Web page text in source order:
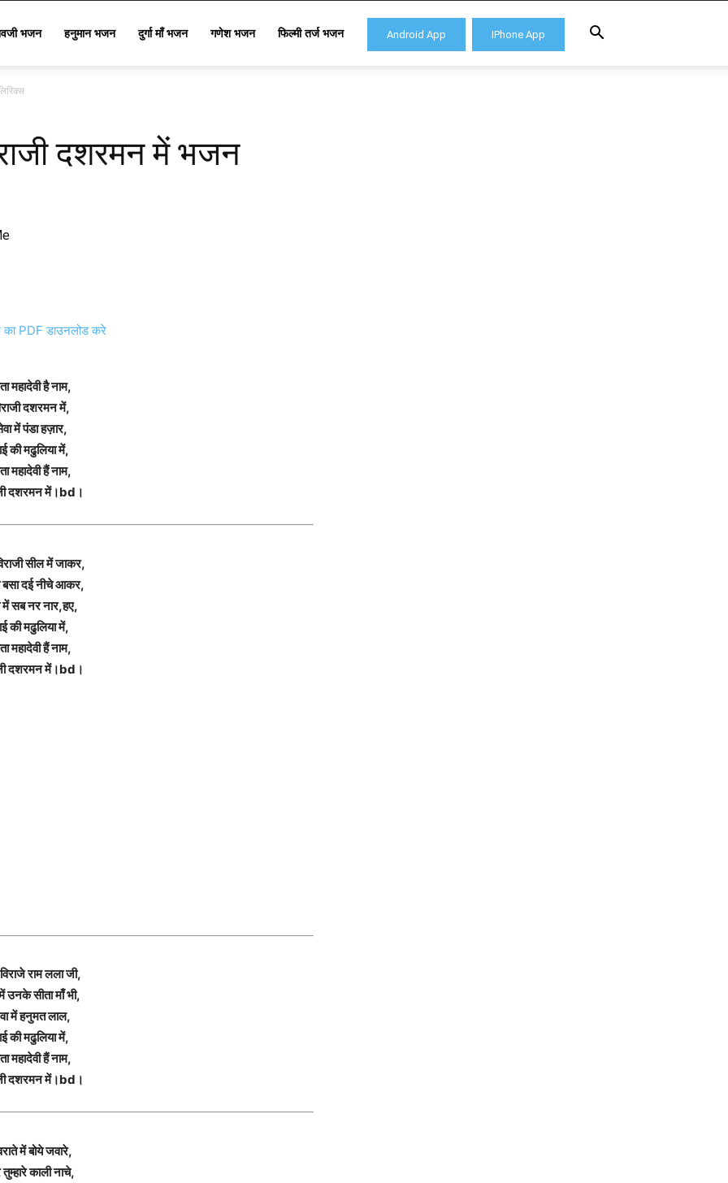
Android App IPhone App
भजन हनुमान भजन दुर्गा माँ भजन गणेश भजन फिल्मी तर्ज भजन
दशरमन में भजन
PDF डाउनलोड करे
महादेवी है नाम,
दशरमन में,
में पंडा हज़ार,
की मढुलिया में,
महादेवी हैं नाम,
दशरमन में।bd।
सील में जाकर,
बसा दई नीचे आकर,
में सब नर नार,हए,
की मढुलिया में,
महादेवी हैं नाम,
दशरमन में।bd।
राम लला जी,
उनके सीता माँ भी,
में हनुमत लाल,
की मढुलिया में,
महादेवी हैं नाम,
दशरमन में।bd।
में बोये जवारे,
तुम्हारे काली नाचे,